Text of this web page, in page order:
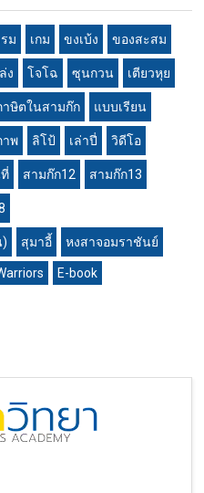
ม เกม ขงเบ้ง ของสะสม
ง โจโฉ ซุนกวน เตียวหุย
ษิตในสามก๊ก แบบเรียน
าพ ลิโป้ เล่าปี่ วิดีโอ
สามก๊ก12 สามก๊ก13
สุมาอี้ หงสาจอมราชันย์
E-book